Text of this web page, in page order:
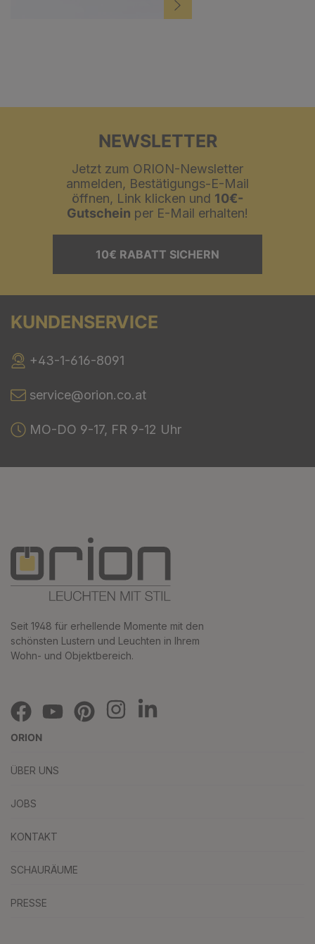
NEWSLETTER
Jetzt zum ORION-Newsletter
anmelden, Bestätigungs-E-Mail
öffnen, Link klicken und 10€-
Gutschein per E-Mail erhalten!
10€ RABATT SICHERN
KUNDENSERVICE
+43-1-616-8091
service@orion.co.at
MO-DO 9-17, FR 9-12 Uhr
Seit 1948 für erhellende Momente mit den
schönsten Lustern und Leuchten in Ihrem
Wohn- und Objektbereich.
ORION
ÜBER UNS
JOBS
KONTAKT
SCHAURÄUME
PRESSE